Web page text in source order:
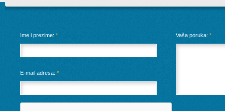
Ime i prezime: *
E-mail adresa: *
Vaša poruka: *